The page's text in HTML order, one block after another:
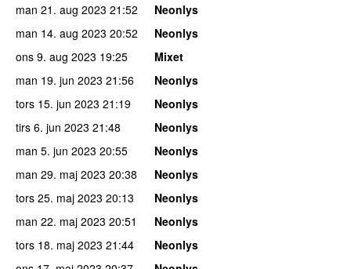
man 21. aug 2023 21:52
Neonlys
man 14. aug 2023 20:52
Neonlys
ons 9. aug 2023 19:25
Mixet
man 19. jun 2023 21:56
Neonlys
tors 15. jun 2023 21:19
Neonlys
tirs 6. jun 2023 21:48
Neonlys
man 5. jun 2023 20:55
Neonlys
man 29. maj 2023 20:38
Neonlys
tors 25. maj 2023 20:13
Neonlys
man 22. maj 2023 20:51
Neonlys
tors 18. maj 2023 21:44
Neonlys